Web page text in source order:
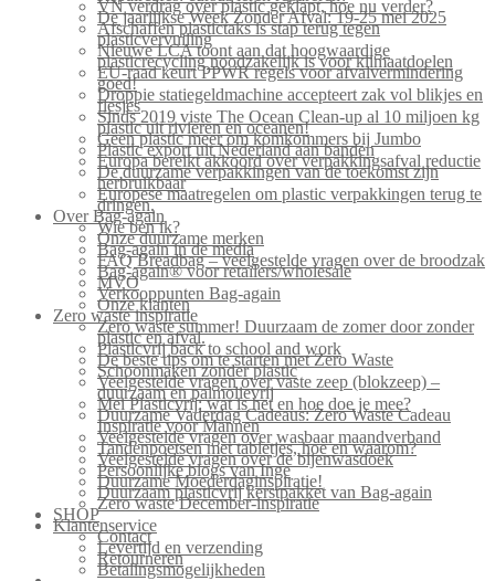
VN verdrag over plastic geklapt, hoe nu verder?
De jaarlijkse Week Zonder Afval: 19-25 mei 2025
Afschaffen plastictaks is stap terug tegen
plasticvervuiling
Nieuwe LCA toont aan dat hoogwaardige
plasticrecycling noodzakelijk is voor klimaatdoelen
EU-raad keurt PPWR regels voor afvalvermindering
goed!
Droppie statiegeldmachine accepteert zak vol blikjes en
flesjes
Sinds 2019 viste The Ocean Clean-up al 10 miljoen kg
plastic uit rivieren en oceanen!
Geen plastic meer om komkommers bij Jumbo
Plastic export uit Nederland aan banden
Europa bereikt akkoord over verpakkingsafval reductie
De duurzame verpakkingen van de toekomst zijn
herbruikbaar
Europese maatregelen om plastic verpakkingen terug te
dringen.
Over Bag-again
Wie ben ik?
Onze duurzame merken
Bag-again in de media
FAQ Breadbag – veelgestelde vragen over de broodzak
Bag-again® voor retailers/wholesale
MVO
Verkooppunten Bag-again
Onze klanten
Zero waste inspiratie
Zero waste summer! Duurzaam de zomer door zonder
plastic en afval.
Plasticvrij back to school and work
De beste tips om te starten met Zero Waste
Schoonmaken zonder plastic
Veelgestelde vragen over vaste zeep (blokzeep) –
duurzaam en palmolievrij
Mei Plasticvrij: wat is het en hoe doe je mee?
Duurzame Vaderdag Cadeaus: Zero Waste Cadeau
Inspiratie voor Mannen
Veelgestelde vragen over wasbaar maandverband
Tandenpoetsen met tabletjes, hoe en waarom?
Veelgestelde vragen over de bijenwasdoek
Persoonlijke blogs van Inge
Duurzame Moederdaginspiratie!
Duurzaam plasticvrij kerstpakket van Bag-again
Zero waste December-inspiratie
SHOP
Klantenservice
Contact
Levertijd en verzending
Retourneren
Betalingsmogelijkheden